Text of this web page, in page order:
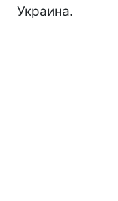
Украина.